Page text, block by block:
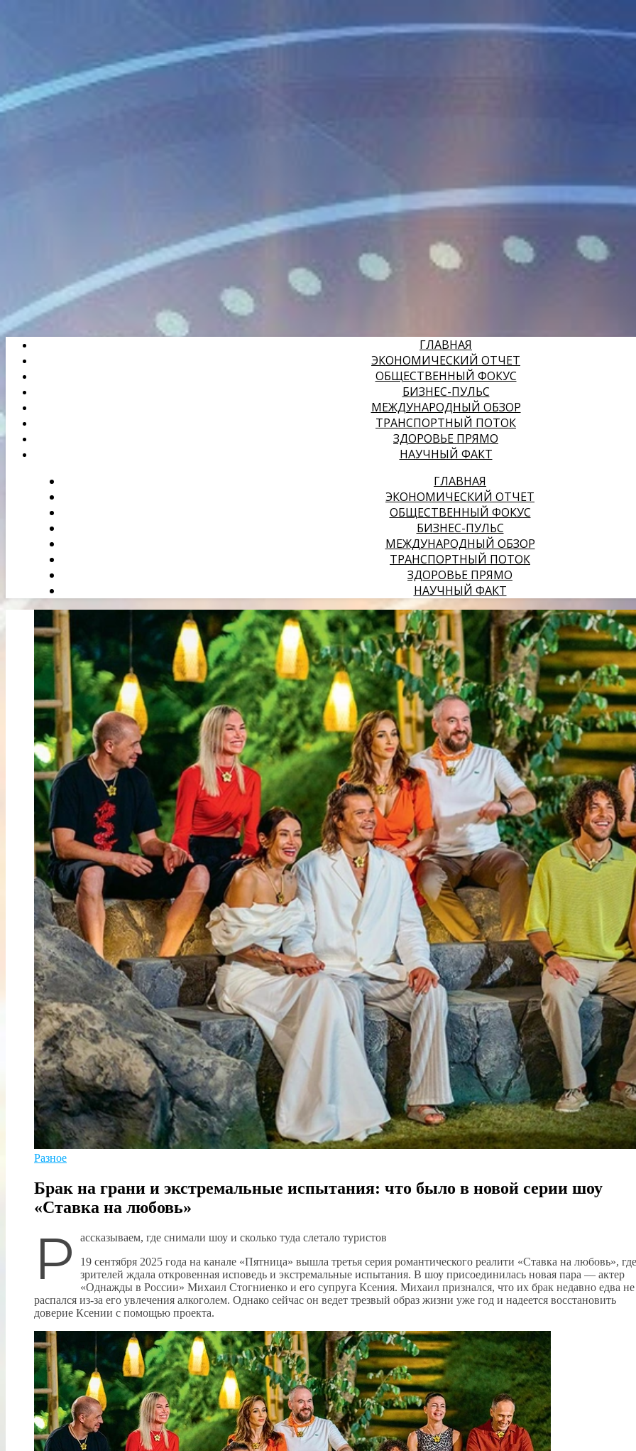
ГЛАВНАЯ
ЭКОНОМИЧЕСКИЙ ОТЧЕТ
ОБЩЕСТВЕННЫЙ ФОКУС
БИЗНЕС-ПУЛЬС
МЕЖДУНАРОДНЫЙ ОБЗОР
ТРАНСПОРТНЫЙ ПОТОК
ЗДОРОВЬЕ ПРЯМО
НАУЧНЫЙ ФАКТ
ГЛАВНАЯ
ЭКОНОМИЧЕСКИЙ ОТЧЕТ
ОБЩЕСТВЕННЫЙ ФОКУС
БИЗНЕС-ПУЛЬС
МЕЖДУНАРОДНЫЙ ОБЗОР
ТРАНСПОРТНЫЙ ПОТОК
ЗДОРОВЬЕ ПРЯМО
НАУЧНЫЙ ФАКТ
Разное
Брак на грани и экстремальные испытания: что было в новой серии шоу
«Ставка на любовь»
Р
ассказываем, где снимали шоу и сколько туда слетало туристов
19 сентября 2025 года на канале «Пятница» вышла третья серия романтического реалити «Ставка на любовь», где
зрителей ждала откровенная исповедь и экстремальные испытания. В шоу присоединилась новая пара — актер
«Однажды в России» Михаил Стогниенко и его супруга Ксения. Михаил признался, что их брак недавно едва не
распался из-за его увлечения алкоголем. Однако сейчас он ведет трезвый образ жизни уже год и надеется восстановить
доверие Ксении с помощью проекта.